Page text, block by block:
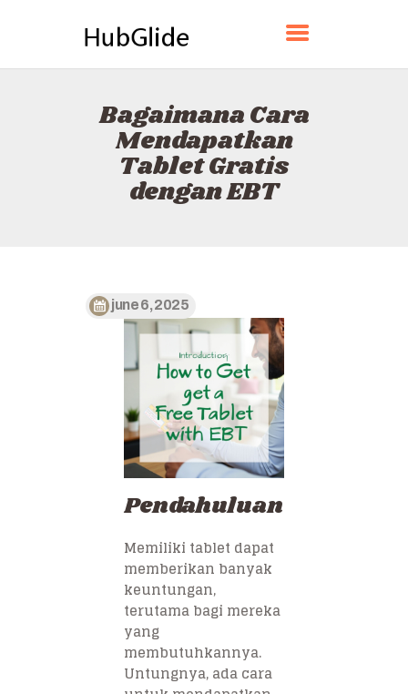
Bagaimana Cara
Mendapatkan
Tablet Gratis
dengan EBT
HUBGLIDE
BERANDA
TENTANG
KONTAK
KEBIJAKAN
june 6, 2025
Pendahuluan
Memiliki tablet dapat
memberikan banyak
keuntungan,
terutama bagi mereka
yang
membutuhkannya.
Untungnya, ada cara